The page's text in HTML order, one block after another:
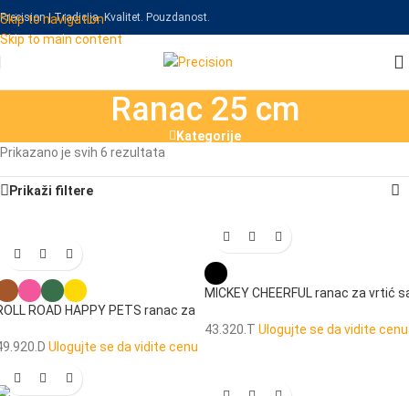
Skip to navigation
Skip to main content
Precision | Tradicija. Kvalitet. Pouzdanost.
Ranac 25 cm
Kategorije
Prikazano je svih 6 rezultata
Prikaži filtere
ROAD HAPPY PETS ranac za
Ulogujte se da vidite cenu
MICKEY CHEERFUL ranac za vrtić
43.320.T Ulogujte se da vidite cenu